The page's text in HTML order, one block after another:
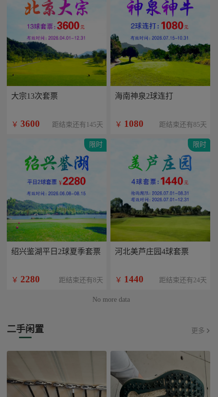
大宗13次套票
￥ 3600 距结束还有145天
海南神泉2球连打
￥ 1080 距结束还有85天
限时
绍兴鉴湖平日2球夏季套票
￥ 2280 距结束还有8天
限时
河北美芦庄园4球套票
￥ 1440 距结束还有24天
No more data
二手闲置 更多